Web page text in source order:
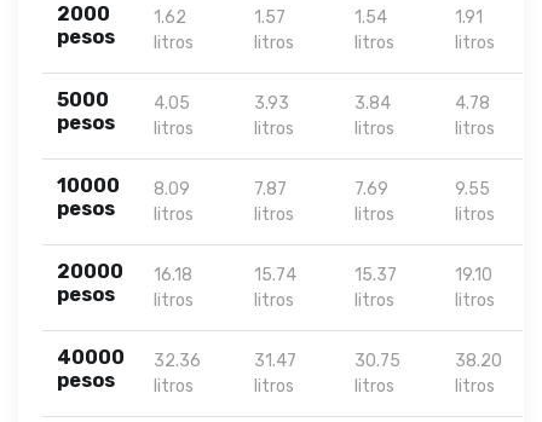
2000
pesos
1.62
litros
1.57
litros
1.54
litros
1.91
litros
5000
pesos
4.05
litros
3.93
litros
3.84
litros
4.78
litros
10000
pesos
8.09
litros
7.87
litros
7.69
litros
9.55
litros
20000
pesos
16.18
litros
15.74
litros
15.37
litros
19.10
litros
40000
pesos
32.36
litros
31.47
litros
30.75
litros
38.20
litros